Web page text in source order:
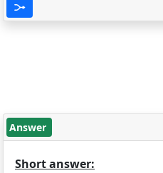
Answer
Short answer: